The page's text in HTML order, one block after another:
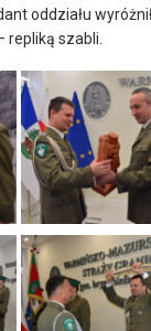
oddziału
szabli.